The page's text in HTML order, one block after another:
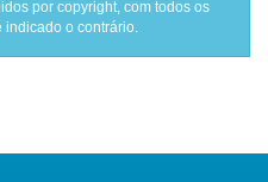
por copyright, com todos os
indicado o contrário.